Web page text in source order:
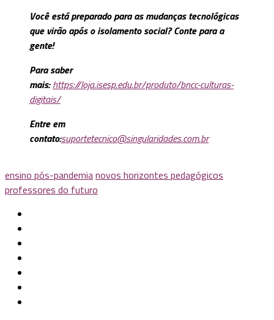
Você está preparado para as mudanças tecnológicas
que virão após o isolamento social? Conte para a
gente!
Para saber
mais: https://loja.isesp.edu.br/produto/bncc-culturas-
digitais/
Entre em
contato:suportetecnico@singularidades.com.br
ensino pós-pandemianovos horizontes pedagógicos
professores do futuro